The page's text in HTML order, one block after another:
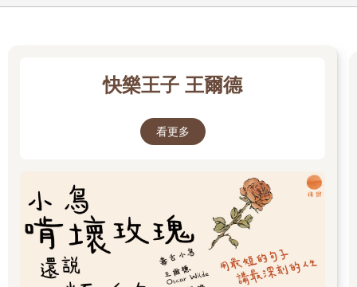
所有鬆動的東西都繫上橫柱，綁到獨木舟上，用防水布通通蓋起
來，只留下弓和箭袋在外頭。就算落水或者獨木舟翻掉，他也不
然後把弓放在防水布上觸手可及的地方。雖然沒有紮緊，但是弓
箭都會浮在水上，即使獨木舟突然翻覆，也不會搞丟。
天氣很熱，布萊恩換上短褲，脫掉T恤，捲起來塞到防水布下頭。
救生衣就在手邊，但他靠著岸邊移動，水深不過及腰，然後接到
一條小溪。他實在不太想穿上救生衣。這樣子似乎不太安全，但
是陽光灑在赤裸的肌膚上，感覺如此美好，他想要無拘無束一會
快樂王子 王爾德
看更多